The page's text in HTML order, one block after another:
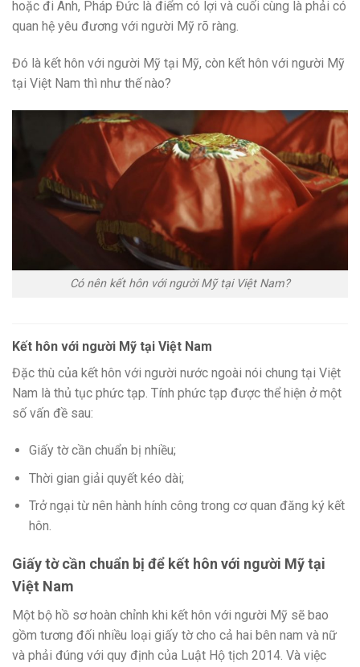
hoặc đi Anh, Pháp Đức là điểm có lợi và cuối cùng là phải có
quan hệ yêu đương với người Mỹ rõ ràng.
Đó là kết hôn với người Mỹ tại Mỹ, còn kết hôn với người Mỹ
tại Việt Nam thì như thế nào?
Có nên kết hôn với người Mỹ tại Việt Nam?
Kết hôn với người Mỹ tại Việt Nam
Đặc thù của kết hôn với người nước ngoài nói chung tại Việt
Nam là thủ tục phức tạp. Tính phức tạp được thể hiện ở một
số vấn đề sau:
Giấy tờ cần chuẩn bị nhiều;
Thời gian giải quyết kéo dài;
Trở ngại từ nên hành hính công trong cơ quan đăng ký kết
hôn.
Giấy tờ cần chuẩn bị để kết hôn với người Mỹ tại
Việt Nam
Một bộ hồ sơ hoàn chỉnh khi kết hôn với người Mỹ sẽ bao
gồm tương đối nhiều loại giấy tờ cho cả hai bên nam và nữ
và phải đúng với quy định của Luật Hộ tịch 2014. Và việc